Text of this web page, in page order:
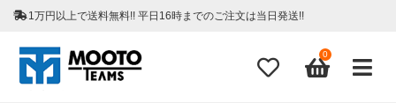
1万円以上で送料無料!! 平日16時までのご注文は当日発送!!
0